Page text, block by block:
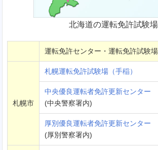
北海道の運転免許試験場
運転免許センター・運転免許試験場
札幌市
札幌運転免許試験場（手稲）
中央優良運転者免許更新センター
(中央警察署内)
厚別優良運転者免許更新センター
(厚別警察署内)